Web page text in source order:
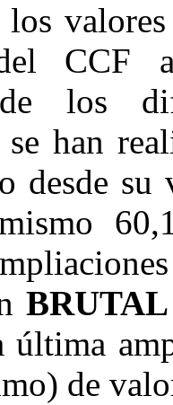
los
CCF
de los
han
desde
BRUTAL
última
de